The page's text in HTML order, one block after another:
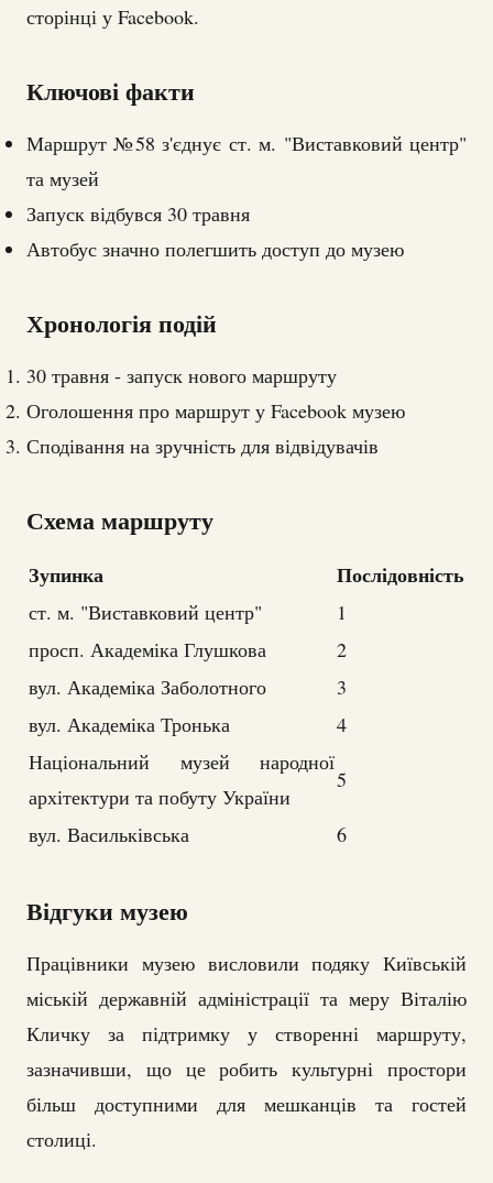
сторінці у Facebook.
Ключові факти
Маршрут №58 з'єднує ст. м. "Виставковий центр"
та музей
Запуск відбувся 30 травня
Автобус значно полегшить доступ до музею
Хронологія подій
30 травня - запуск нового маршруту
Оголошення про маршрут у Facebook музею
Сподівання на зручність для відвідувачів
Схема маршруту
Зупинка Послідовність
ст. м. "Виставковий центр"
1
просп. Академіка Глушкова
2
вул. Академіка Заболотного
3
вул. Академіка Тронька
4
Національний музей народної
архітектури та побуту України
5
вул. Васильківська 6
Відгуки музею
Працівники музею висловили подяку Київській
міській державній адміністрації та меру Віталію
Кличку за підтримку у створенні маршруту,
зазначивши, що це робить культурні простори
більш доступними для мешканців та гостей
столиці.